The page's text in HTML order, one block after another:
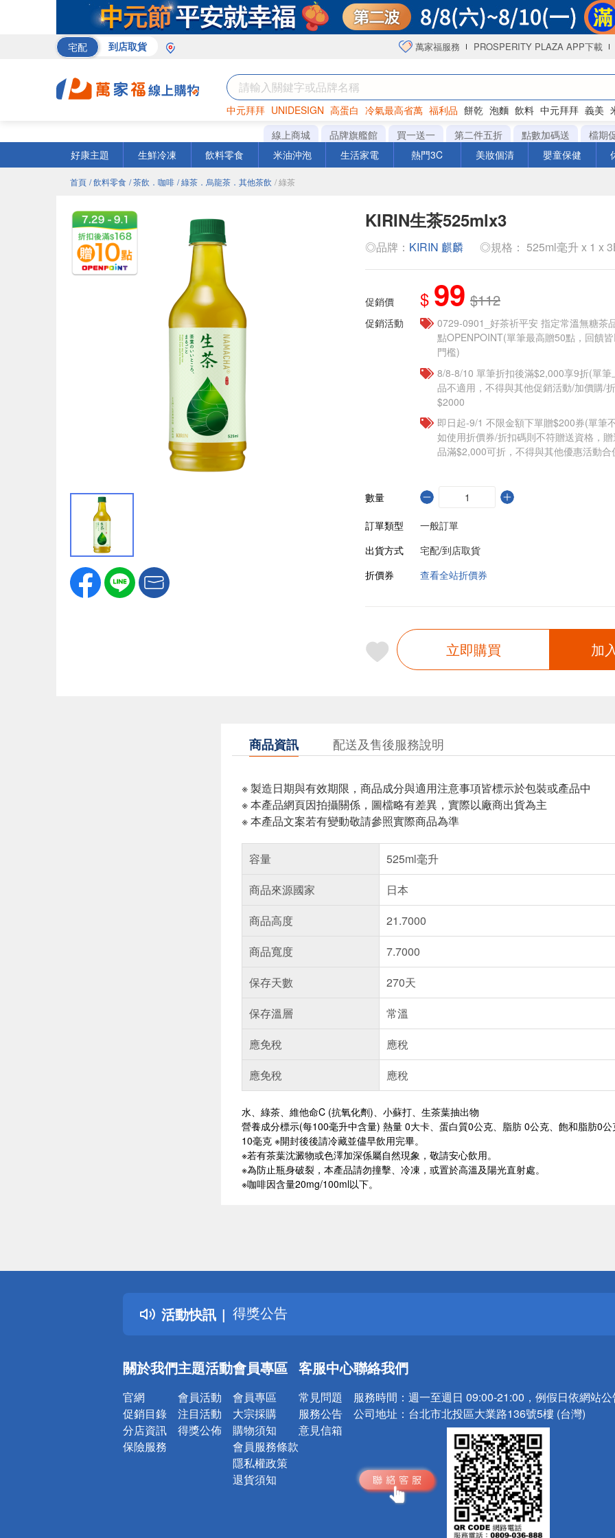
宅配 到店取貨 萬家福服務 PROSPERITY PLAZA APP下載
中元拜拜 UNIDESIGN 高蛋白 冷氣最高省萬 福利品 餅乾 泡麵 飲料 中元拜拜 義美
罐頭 咖啡 海苔
線上商城 品牌旗艦館 買一送一 第二件五折 點數加碼送
檔期
好康主題
生鮮冷凍 飲料零食 米油沖泡 生活家電 熱門3C 美妝個清 嬰童保健
首頁 / 飲料零食 / 茶飲．咖啡 / 綠茶．烏龍茶．其他茶飲 / 綠茶
KIRIN生茶525mlx3
◎品牌： KIRIN 麒麟 ◎規格： 525ml毫升 x 1 x
促銷價 $ 99 $112
促銷活動
​​0729-0901_好茶祈平安 指定常溫無糖茶
點OPENPOINT(單筆最高贈50點，回饋
門檻)
8/8-8/10 單筆折扣後滿$2,000享9折(單
品不適用，不得與其他促銷活動/加價購/
$2000
即日起-9/1 不限金額下單贈$200券(單筆
如使用折價券/折扣碼則不符贈送資格，
品滿$2,000可折，不得與其他優惠活動合
數量
訂單類型
一般訂單
出貨方式
宅配/到店取貨
折價券
查看全站折價券
立即購買 加
商品資訊 配送及售後服務說明
※ 製造日期與有效期限，商品成分與適用注意事項皆標示於包裝或產品中
※ 本產品網頁因拍攝關係，圖檔略有差異，實際以廠商出貨為主
※ 本產品文案若有變動敬請參照實際商品為準
容量
525ml毫升
商品來源國家
日本
商品高度
21.7000
商品寬度
7.7000
保存天數
270天
保存溫層
常溫
應免稅
應稅
應免稅
應稅
水、綠茶、維他命C (抗氧化劑)、小蘇打、生茶葉抽出物
營養成分標示(每100毫升中含量) 熱量 0大卡、蛋白質0公克、脂肪 0公克、飽和脂肪0
10毫克 ※開封後後請冷藏並儘早飲用完畢。
※若有茶葉沈澱物或色澤加深係屬自然現象，敬請安心飲用。
※為防止瓶身破裂，本產品請勿撞擊、冷凍，或置於高溫及陽光直射處。
※咖啡因含量20mg/100ml以下。
活動快訊
詐騙網頁！請小心！
得獎公告
熱門話題
銀行優惠
詐騙網頁！請小心！
關於我們
官網
促銷目錄
分店資訊
保險服務
主題活動
會員活動
注目活動
得獎公佈
會員專區
會員專區
大宗採購
購物須知
會員服務條款
隱私權政策
退貨須知
客服中心
常見問題
服務公告
意見信箱
聯絡我們
服務時間： 週一至週日 09:00-21:00，例假日依網站
公司地址： 台北市北投區大業路136號5樓 (台灣)